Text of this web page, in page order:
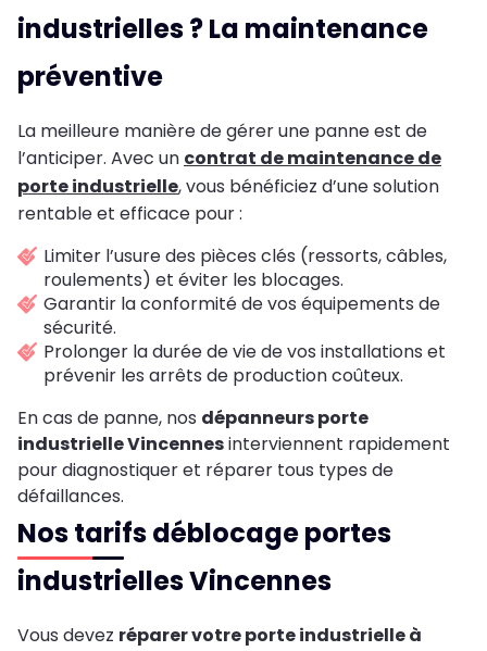
industrielles ? La maintenance
préventive
La meilleure manière de gérer une panne est de
l’anticiper. Avec un contrat de maintenance de
porte industrielle, vous bénéficiez d’une solution
rentable et efficace pour :
Limiter l’usure des pièces clés (ressorts, câbles,
roulements) et éviter les blocages.
Garantir la conformité de vos équipements de
sécurité.
Prolonger la durée de vie de vos installations et
prévenir les arrêts de production coûteux.
En cas de panne, nos dépanneurs porte
industrielle Vincennesinterviennent rapidement
pour diagnostiquer et réparer tous types de
défaillances.
Nos tarifs déblocage portes
industrielles Vincennes
Vous devez réparer votre porte industrielle à